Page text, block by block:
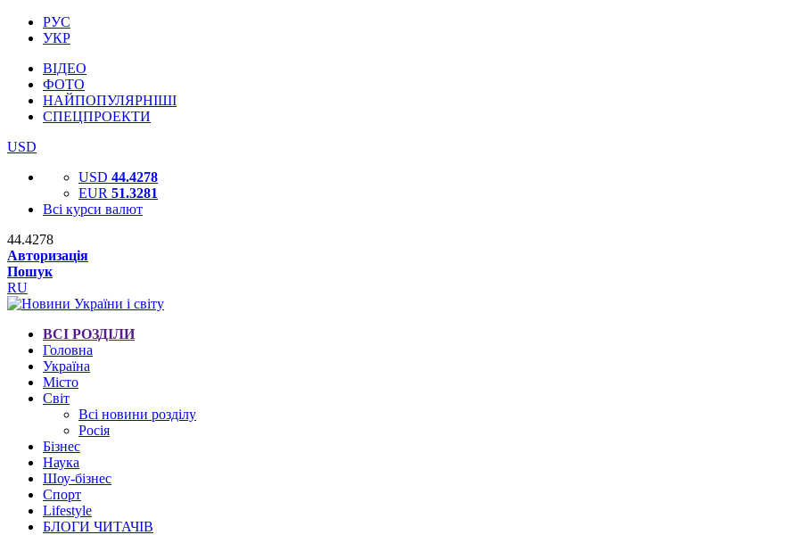
РУС
УКР
ВІДЕО
ФОТО
НАЙПОПУЛЯРНІШІ
СПЕЦПРОЕКТИ
USD
USD 44.4278
EUR 51.3281
Всі курси валют
44.4278
Авторизація
Пошук
RU
ВСІ РОЗДІЛИ
Головна
Україна
Місто
Світ
Всі новини розділу
Росія
Бізнес
Наука
Шоу-бізнес
Спорт
Lifestyle
БЛОГИ ЧИТАЧІВ